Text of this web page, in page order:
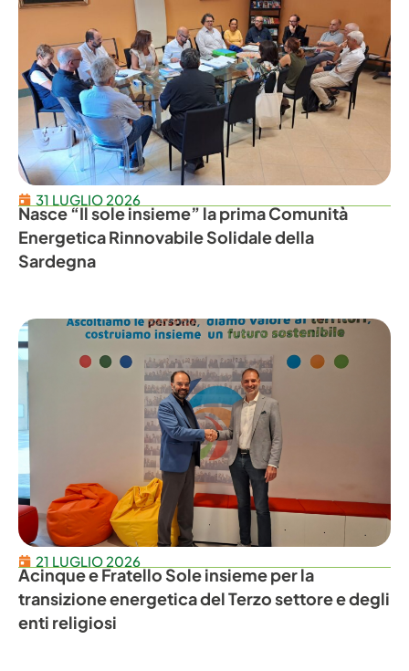
31 LUGLIO 2026
Nasce “Il sole insieme” la prima Comunità
Energetica Rinnovabile Solidale della
Sardegna
21 LUGLIO 2026
Acinque e Fratello Sole insieme per la
transizione energetica del Terzo settore e degli
enti religiosi